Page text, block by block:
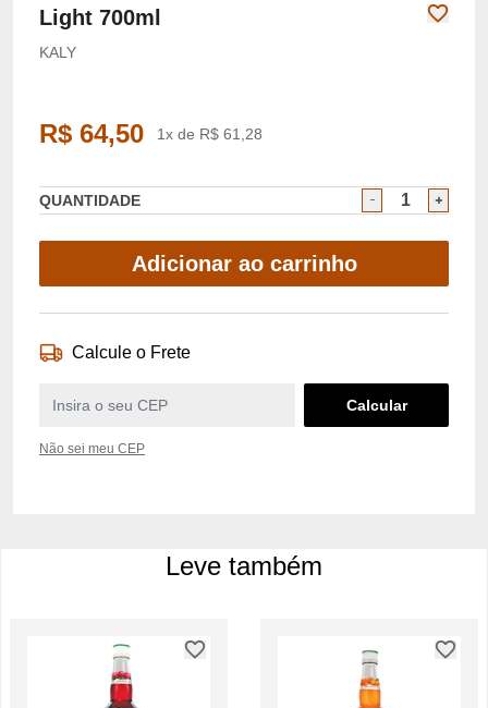
Light 700ml
KALY
R$ 64,50 1x de R$ 61,28
QUANTIDADE
Adicionar ao carrinho
Calcule o Frete
Não sei meu CEP
Leve também